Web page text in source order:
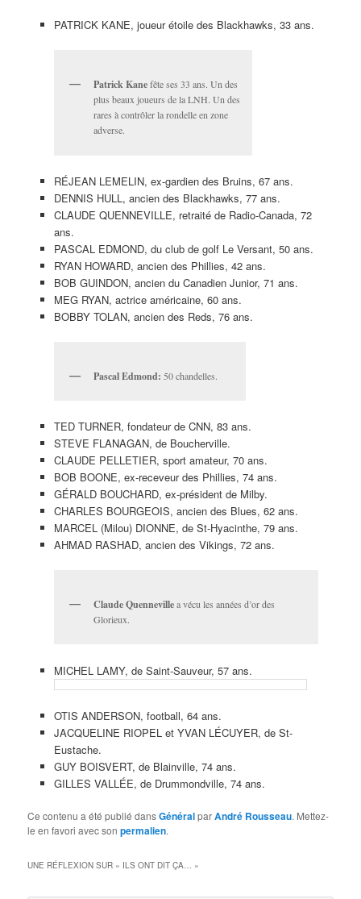
PATRICK KANE, joueur étoile des Blackhawks, 33 ans.
Patrick Kanefête ses 33 ans. Un des
plus beaux joueurs de la LNH. Un des
rares à contrôler la rondelle en zone
adverse.
RÉJEAN LEMELIN, ex-gardien des Bruins, 67 ans.
DENNIS HULL, ancien des Blackhawks, 77 ans.
CLAUDE QUENNEVILLE, retraité de Radio-Canada, 72
ans.
PASCAL EDMOND, du club de golf Le Versant, 50 ans.
RYAN HOWARD, ancien des Phillies, 42 ans.
BOB GUINDON, ancien du Canadien Junior, 71 ans.
MEG RYAN, actrice américaine, 60 ans.
BOBBY TOLAN, ancien des Reds, 76 ans.
Pascal Edmond: 50 chandelles.
TED TURNER, fondateur de CNN, 83 ans.
STEVE FLANAGAN, de Boucherville.
CLAUDE PELLETIER, sport amateur, 70 ans.
BOB BOONE, ex-receveur des Phillies, 74 ans.
GÉRALD BOUCHARD, ex-président de Milby.
CHARLES BOURGEOIS, ancien des Blues, 62 ans.
MARCEL (Milou) DIONNE, de St-Hyacinthe, 79 ans.
AHMAD RASHAD, ancien des Vikings, 72 ans.
Claude Quennevillea vécu les années d’or des
Glorieux.
MICHEL LAMY, de Saint-Sauveur, 57 ans.
OTIS ANDERSON, football, 64 ans.
JACQUELINE RIOPEL et YVAN LÉCUYER, de St-
Eustache.
GUY BOISVERT, de Blainville, 74 ans.
GILLES VALLÉE, de Drummondville, 74 ans.
Ce contenu a été publié dansGénéralparAndré Rousseau. Mettez-
le en favori avec sonpermalien.
UNE RÉFLEXION SUR « ILS ONT DIT ÇA… »